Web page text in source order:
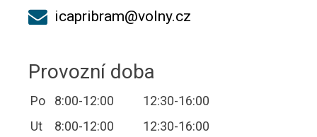
icapribram@volny.cz
Provozní doba
Po 8:00-12:00
12:30-16:00
Ut
8:00-12:00
12:30-16:00